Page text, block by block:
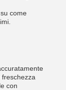
come
con